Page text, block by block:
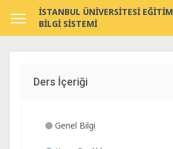
İSTANBUL ÜNİVERSİTESİ EĞİTİM
BİLGİ SİSTEMİ
Ders İçeriği
Genel Bilgi